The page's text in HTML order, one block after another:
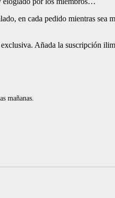
en cada pedido mientras sea
Añada la suscripción
mañanas.